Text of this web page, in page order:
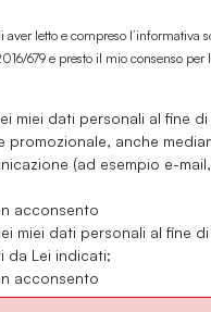
aver letto e compreso l’informativa
679 e presto il mio consenso per
miei dati personali al fine
promozionale, anche
(ad esempio e-
acconsento
miei dati personali al fine
da Lei indicati;
acconsento